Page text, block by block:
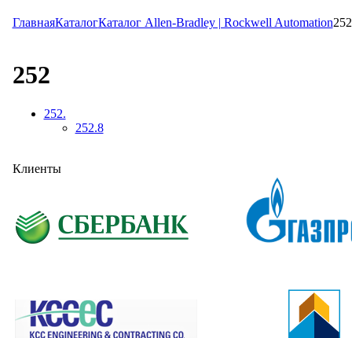
ГлавнаяКаталогКаталог Allen-Bradley | Rockwell Automation252
252
252.
252.8
Клиенты